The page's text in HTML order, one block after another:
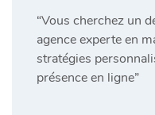
“Vous cherchez un
agence experte en
stratégies
présence en ligne”